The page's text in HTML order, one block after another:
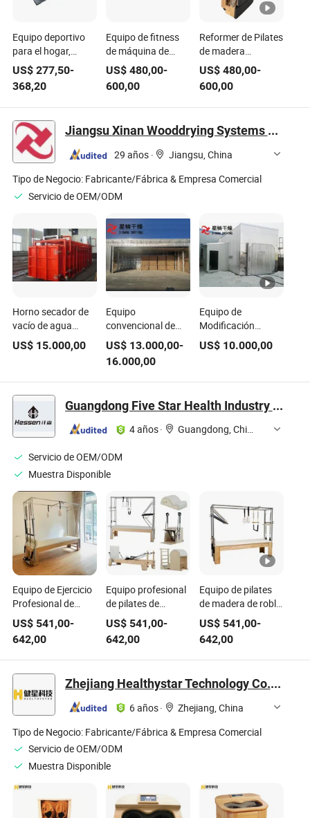
Equipo deportivo
para el hogar,
plataforma de
madera para peso
muerto, máquinas
de Life Fitness
US$277,50-
368,20
Equipo de fitness
de máquina de
gimnasio de pilates
reformador de
yoga de madera
deportiva
US$ 480,00-
600,00
Reformer de Pilates
de madera
ajustable, cama de
yoga plegable,
equipo de gimnasio
de fitness
US$ 480,00-
600,00
Jiangsu Xinan Wooddrying Systems Co., Ltd.
29 años ·
Jiangsu, China
Tipo de Negocio: Fabricante/Fábrica & Empresa Comercial
Servicio de OEM/ODM
Horno secador de
vacío de agua
caliente para
madera, equipo de
US$ 15.000,00
Equipo
convencional de
secado de madera
para
procesamiento con
ISO 9001 CE
US$ 13.000,00-
16.000,00
Equipo de
Modificación
Térmica de Madera
para Secado a Alta
Carbonización de
US$ 10.000,00
Guangdong Five Star Health Industry Co., Ltd.
4 años· Guangdong, China
Servicio de OEM/ODM
Muestra Disponible
Equipo de Ejercicio
Profesional de
Entrenamiento de
Flexibilidad de
Grado de Estudio
de Reformer de
Pilates de Madera
de Roble Hsn001
Máquina de Fitness
Comercial Equipo
de Fitness de
Gimnasio
US$ 541,00-
642,00
Equipo profesional
de pilates de
madera de roble
para todos los
niveles de fitness
US$ 541,00-
642,00
Equipo de pilates
de madera de roble
versátil para
mejorar el
entrenamiento de
flexibilidad
US$ 541,00-
642,00
Zhejiang Healthystar Technology Co., Ltd.
6 años·
Zhejiang, China
Tipo de Negocio: Fabricante/Fábrica & Empresa Comercial
Servicio de OEM/ODM
Muestra Disponible